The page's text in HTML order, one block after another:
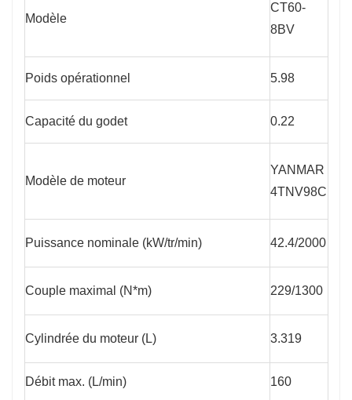
Modèle
CT60-
8BV
Poids opérationnel 5.98
Capacité du godet 0.22
Modèle de moteur
YANMAR
4TNV98C
Puissance nominale (kW/tr/min) 42.4/2000
Couple maximal (N*m) 229/1300
Cylindrée du moteur (L) 3.319
Débit max. (L/min) 160